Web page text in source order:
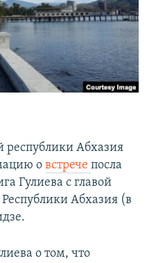
Абхазия
о встрече посла
Гулиева с главой
Абхазия (в
о том, что